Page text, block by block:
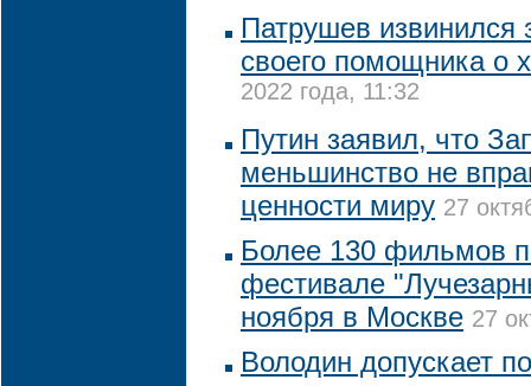
Патрушев извинился
своего помощника о
2022 года, 11:32
Путин заявил, что
меньшинство не
ценности миру 27
Более 130 фильмов
фестивале
ноября в Москве 27
Володин допускает